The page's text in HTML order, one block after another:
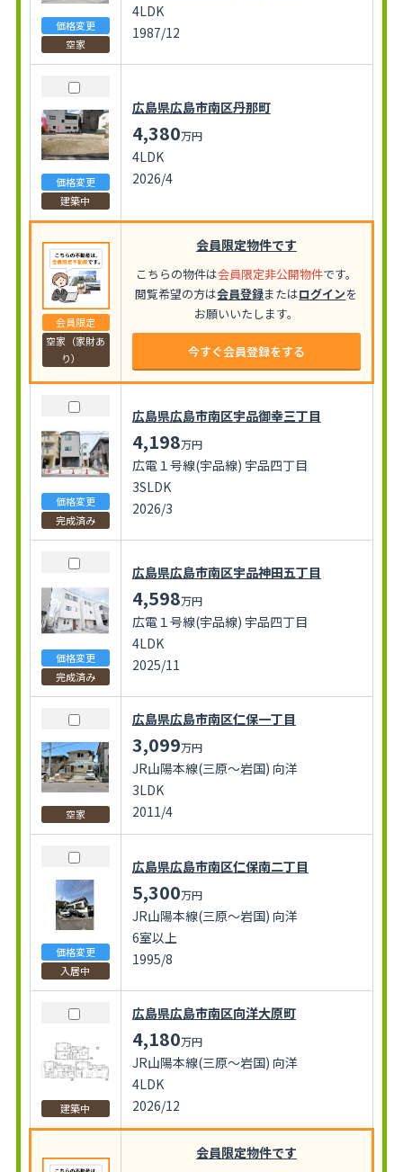
価格変更
空家
4LDK
1987/12
価格変更
建築中
広島県広島市南区丹那町
4,380万円
4LDK
2026/4
会員限定
空家（家財あ
り）
会員限定物件です
こちらの物件は会員限定非公開物件です。
閲覧希望の方は会員登録またはログインを
お願いいたします。
今すぐ会員登録をする
価格変更
完成済み
広島県広島市南区宇品御幸三丁目
4,198万円
広電１号線(宇品線) 宇品四丁目
3SLDK
2026/3
価格変更
完成済み
広島県広島市南区宇品神田五丁目
4,598万円
広電１号線(宇品線) 宇品四丁目
4LDK
2025/11
空家
広島県広島市南区仁保一丁目
3,099万円
JR山陽本線(三原～岩国) 向洋
3LDK
2011/4
価格変更
入居中
広島県広島市南区仁保南二丁目
5,300万円
JR山陽本線(三原～岩国) 向洋
6室以上
1995/8
建築中
広島県広島市南区向洋大原町
4,180万円
JR山陽本線(三原～岩国) 向洋
4LDK
2026/12
会員限定物件です